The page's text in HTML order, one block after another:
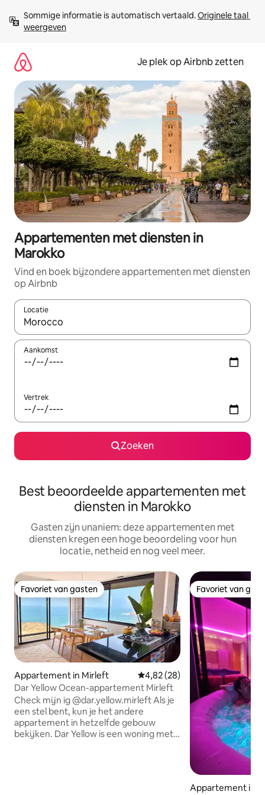
direct
naar
Sommige informatie is automatisch vertaald. Originele taal
weergeven
Je plek op Airbnb zetten
Appartementen met diensten in
Marokko
Vind en boek bijzondere appartementen met diensten
op Airbnb
Locatie
Wanneer er resultaten beschikbaar zijn, maak je een keuze
Aankomst
Vertrek
Zoeken
Best beoordeelde appartementen met
diensten in Marokko
Gasten zijn unaniem: deze appartementen met
diensten kregen een hoge beoordeling voor hun
locatie, netheid en nog veel meer.
Favoriet van gasten
Favoriet van gasten
Appartement in Mirleft Gemiddelde beoordeling van
4,82 (28)
Dar Yellow Ocean-appartement Mirleft
Check mijn ig @dar.yellow.mirleft Als je
een stel bent, kun je het andere
appartement in hetzelfde gebouw
bekijken. Dar Yellow is een woning met
Favoriet van
Favoriet van
Appartement in